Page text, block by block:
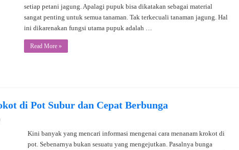
setiap petani jagung. Apalagi pupuk bisa dikatakan sebagai material
sangat penting untuk semua tanaman. Tak terkecuali tanaman jagung. Hal
ini dikarenakan fungsi utama pupuk adalah …
Read More »
di Pot Subur dan Cepat Berbunga
Kini banyak yang mencari informasi mengenai cara menanam krokot di
pot. Sebenarnya bukan sesuatu yang mengejutkan. Pasalnya bunga